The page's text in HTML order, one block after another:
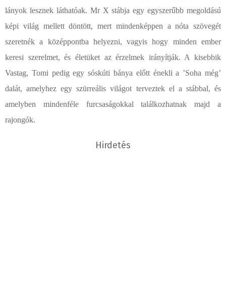
lányok lesznek láthatóak. Mr X stábja egy egyszerűbb megoldású
képi világ mellett döntött, mert mindenképpen a nóta szövegét
szeretnék a középpontba helyezni, vagyis hogy minden ember
keresi szerelmet, és életüket az érzelmek irányítják. A kisebbik
Vastag, Tomi pedig egy sóskúti bánya előtt énekli a ’Soha még’
dalát, amelyhez egy szürreális világot terveztek el a stábbal, és
amelyben mindenféle furcsaságokkal találkozhatnak majd a
rajongók.
Hirdetés